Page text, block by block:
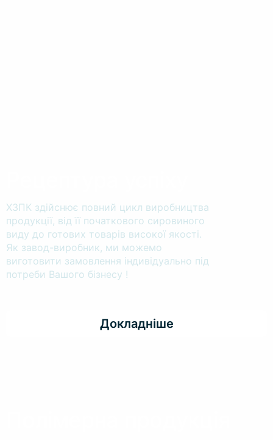
ХЗПК здійснює повний цикл виробництва
продукції, від її початкового сировиного
виду до готових товарів високої якості.
Як завод-виробник, ми можемо
виготовити замовлення індивідуально під
потреби Вашого бізнесу !
Докладніше